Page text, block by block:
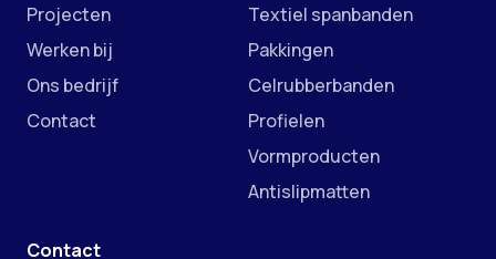
Projecten
Werken bij
Ons bedrijf
Contact
Textiel spanbanden
Pakkingen
Celrubberbanden
Profielen
Vormproducten
Antislipmatten
Contact